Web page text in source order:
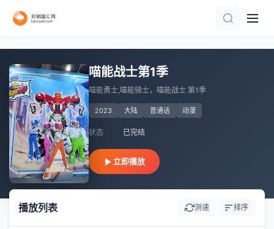
喵能战士第1季
喵能勇士,喵能骑士，喵能战士 第1季
2023 大陆 普通话 动漫
状态 已完结
立即播放
播放列表 测速 排序
第40集已完结
完结
第281集
第14集
第10集
连载中 连载到6集
更新至第12集
HD中字
更新至08集
第26集